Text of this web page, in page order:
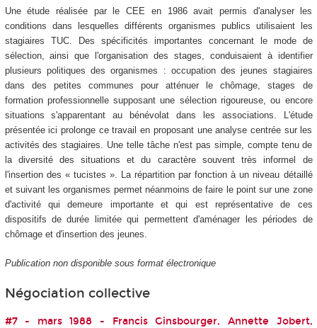
Une étude réalisée par le CEE en 1986 avait permis d'analyser les
conditions dans lesquelles différents organismes publics utilisaient les
stagiaires TUC. Des spécificités importantes concernant le mode de
sélection, ainsi que l'organisation des stages, conduisaient à identifier
plusieurs politiques des organismes : occupation des jeunes stagiaires
dans des petites communes pour atténuer le chômage, stages de
formation professionnelle supposant une sélection rigoureuse, ou encore
situations s'apparentant au bénévolat dans les associations. L'étude
présentée ici prolonge ce travail en proposant une analyse centrée sur les
activités des stagiaires. Une telle tâche n'est pas simple, compte tenu de
la diversité des situations et du caractère souvent très informel de
l'insertion des « tucistes ». La répartition par fonction à un niveau détaillé
et suivant les organismes permet néanmoins de faire le point sur une zone
d'activité qui demeure importante et qui est représentative de ces
dispositifs de durée limitée qui permettent d'aménager les périodes de
chômage et d'insertion des jeunes.
Publication non disponible sous format électronique
Négociation collective
#7 - mars 1988 - Francis Ginsbourger, Annette Jobert,